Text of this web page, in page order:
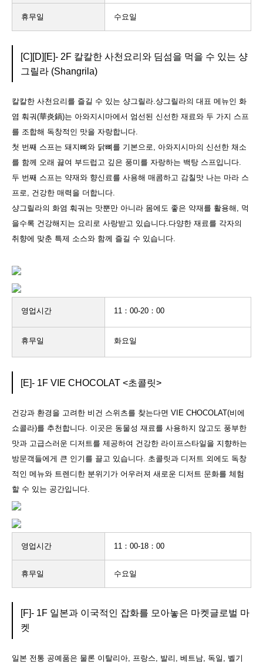
휴무일 수요일
[C][D][E]- 2F 칼칼한 사천요리와 딤섬을 먹을 수 있는 샹
그릴라 (Shangrila)
칼칼한 사천요리를 즐길 수 있는 샹그릴라.샹그릴라의 대표 메뉴인 화
염 훠궈(華炎鍋)는 아와지시마에서 엄선된 신선한 재료와 두 가지 스프
를 조합해 독창적인 맛을 자랑합니다.
첫 번째 스프는 돼지뼈와 닭뼈를 기본으로, 아와지시마의 신선한 채소
를 함께 오래 끓여 부드럽고 깊은 풍미를 자랑하는 백탕 스프입니다.
두 번째 스프는 약재와 향신료를 사용해 매콤하고 감칠맛 나는 마라 스
프로, 건강한 매력을 더합니다.
샹그릴라의 화염 훠궈는 맛뿐만 아니라 몸에도 좋은 약재를 활용해, 먹
을수록 건강해지는 요리로 사랑받고 있습니다.다양한 재료를 각자의
취향에 맞춘 특제 소스와 함께 즐길 수 있습니다.
영업시간 11：00-20：00
휴무일 화요일
[E]- 1F VIE CHOCOLAT <초콜릿>
건강과 환경을 고려한 비건 스위츠를 찾는다면 VIE CHOCOLAT(비에
쇼콜라)를 추천합니다. 이곳은 동물성 재료를 사용하지 않고도 풍부한
맛과 고급스러운 디저트를 제공하여 건강한 라이프스타일을 지향하는
방문객들에게 큰 인기를 끌고 있습니다. 초콜릿과 디저트 외에도 독창
적인 메뉴와 트렌디한 분위기가 어우러져 새로운 디저트 문화를 체험
할 수 있는 공간입니다.
영업시간 11：00-18：00
휴무일 수요일
[F]- 1F 일본과 이국적인 잡화를 모아놓은 마켓글로벌 마
켓
일본 전통 공예품은 물론 이탈리아, 프랑스, 발리, 베트남, 독일, 벨기